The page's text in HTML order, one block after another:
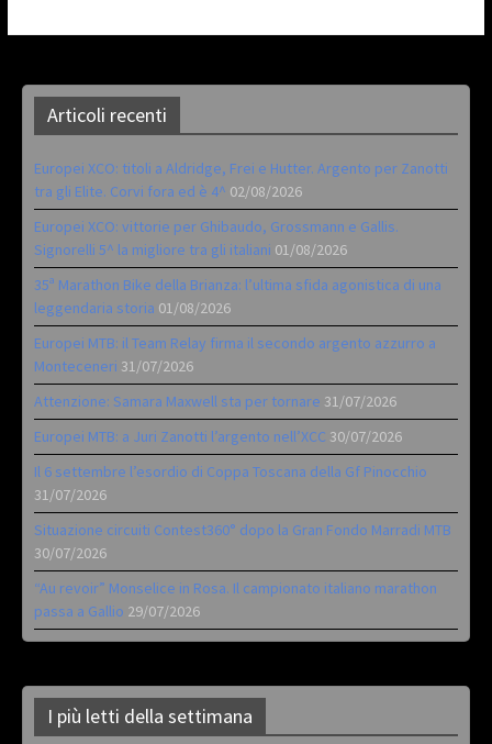
Articoli recenti
Europei XCO: titoli a Aldridge, Frei e Hutter. Argento per Zanotti
tra gli Elite. Corvi fora ed è 4^ 02/08/2026
Europei XCO: vittorie per Ghibaudo, Grossmann e Gallis.
Signorelli 5^ la migliore tra gli italiani 01/08/2026
35ª Marathon Bike della Brianza: l’ultima sfida agonistica di una
leggendaria storia 01/08/2026
Europei MTB: il Team Relay firma il secondo argento azzurro a
Monteceneri 31/07/2026
Attenzione: Samara Maxwell sta per tornare 31/07/2026
Europei MTB: a Juri Zanotti l’argento nell’XCC 30/07/2026
Il 6 settembre l’esordio di Coppa Toscana della Gf Pinocchio
31/07/2026
Situazione circuiti Contest360° dopo la Gran Fondo Marradi MTB
30/07/2026
“Au revoir” Monselice in Rosa. Il campionato italiano marathon
passa a Gallio 29/07/2026
I più letti della settimana